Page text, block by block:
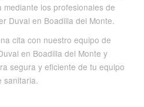
los profesionales de
Duval en Boadilla del Monte.
cita con nuestro equipo de
en Boadilla del Monte y
segura y eficiente de tu equipo
sanitaria.